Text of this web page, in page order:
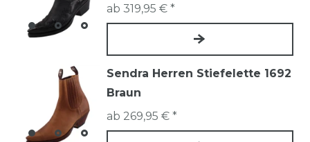
ab 319,95 € *
Sendra Herren Stiefelette 1692
Braun
ab 269,95 € *